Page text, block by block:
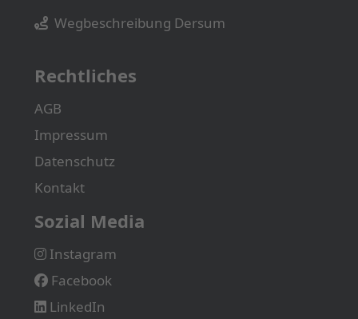
Wegbeschreibung Dersum
Rechtliches
AGB
Impressum
Datenschutz
Kontakt
Sozial Media
Instagram
Facebook
LinkedIn